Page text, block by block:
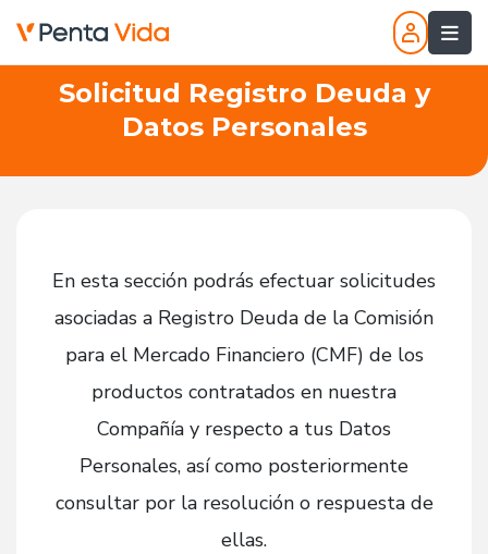
Solicitud Registro Deuda y
Datos Personales
En esta sección podrás efectuar solicitudes
asociadas a Registro Deuda de la Comisión
para el Mercado Financiero (CMF) de los
productos contratados en nuestra
Compañía y respecto a tus Datos
Personales, así como posteriormente
consultar por la resolución o respuesta de
ellas.